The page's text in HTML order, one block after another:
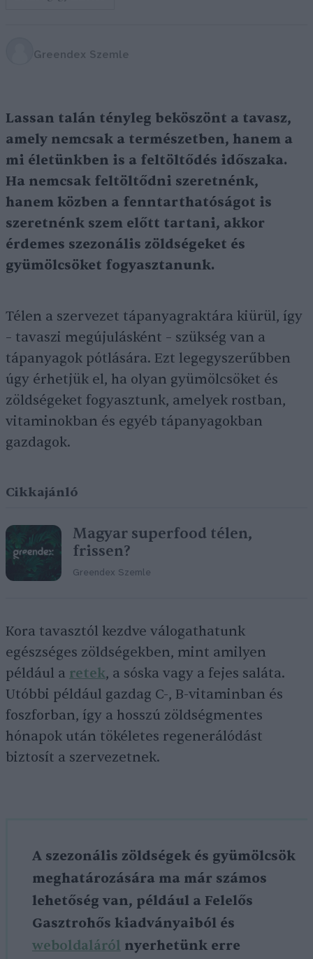
Greendex Szemle
Lassan talán tényleg beköszönt a tavasz,
amely nemcsak a természetben, hanem a
mi életünkben is a feltöltődés időszaka.
Ha nemcsak feltöltődni szeretnénk,
hanem közben a fenntarthatóságot is
szeretnénk szem előtt tartani, akkor
érdemes szezonális zöldségeket és
gyümölcsöket fogyasztanunk.
Télen a szervezet tápanyagraktára kiürül, így
– tavaszi megújulásként – szükség van a
tápanyagok pótlására. Ezt legegyszerűbben
úgy érhetjük el, ha olyan gyümölcsöket és
zöldségeket fogyasztunk, amelyek rostban,
vitaminokban és egyéb tápanyagokban
gazdagok.
Cikkajánló
Magyar superfood télen,
frissen?
Greendex Szemle
Kora tavasztól kezdve válogathatunk
egészséges zöldségekben, mint amilyen
például a retek, a sóska vagy a fejes saláta.
Utóbbi például gazdag C-, B-vitaminban és
foszforban, így a hosszú zöldségmentes
hónapok után tökéletes regenerálódást
biztosít a szervezetnek.
A szezonális zöldségek és gyümölcsök
meghatározására ma már számos
lehetőség van, például a Felelős
Gasztrohős kiadványaiból és
weboldaláról nyerhetünk erre